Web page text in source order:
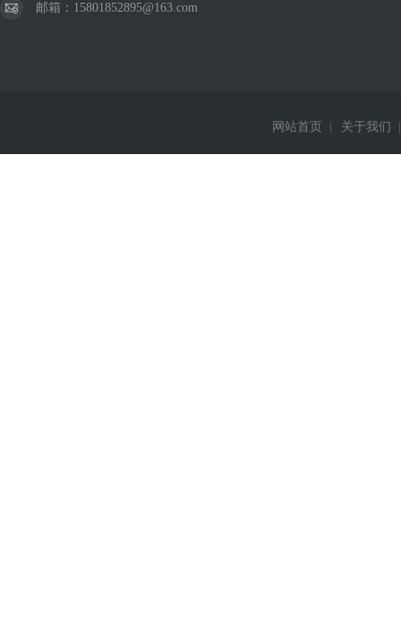
邮箱：15801852895@163.com
网站首页 关于我们